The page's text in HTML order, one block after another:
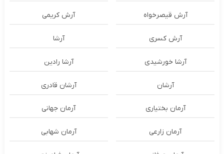
آرش قیصرخواه آرش کریمی
آرش کسری آرشا
آرشا خورشیدی آرشا رادین
آرشان آرشان قادری
آرمان بختیاری آرمان جهانی
آرمان زارعی آرمان شهابی